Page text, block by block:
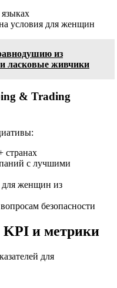
условия для женщин
из
ласковые живчики
& Trading
странах
с лучшими
женщин из
безопасности
KPI и метрики
для